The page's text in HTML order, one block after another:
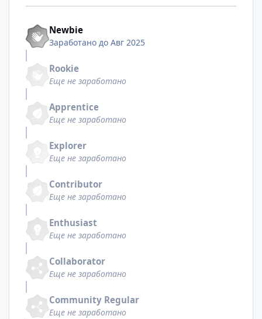
Newbie
Заработано до Авг 2025
Rookie
Еще не заработано
Apprentice
Еще не заработано
Explorer
Еще не заработано
Contributor
Еще не заработано
Enthusiast
Еще не заработано
Collaborator
Еще не заработано
Community Regular
Еще не заработано